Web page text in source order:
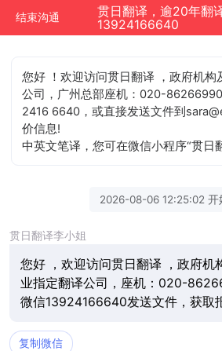
结束沟通
13924166640
您好 ！欢迎访问贯日翻译 ，政府机构
公司，广州总部座机：020-
2416 6640，或直接发送文件到
价信息!
中英文笔译，您可在微信小程序“贯日
2026-08-06 12:25:02 开
贯日翻译李小姐
您好 ，欢迎访问贯日翻译 ，政府机
业指定翻译公司，座机：020-
微信13924166640发送文件，获取
复制微信